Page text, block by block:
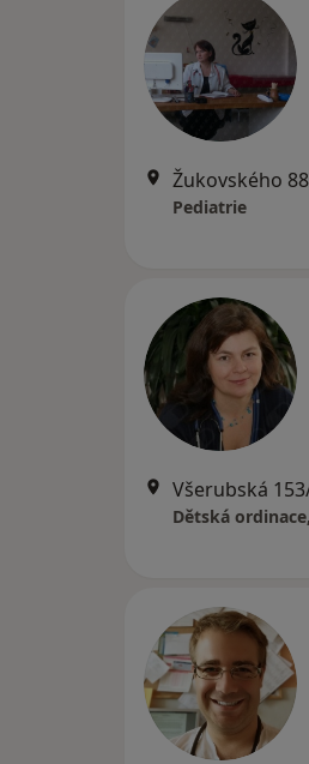
Žukovského
Pediatrie